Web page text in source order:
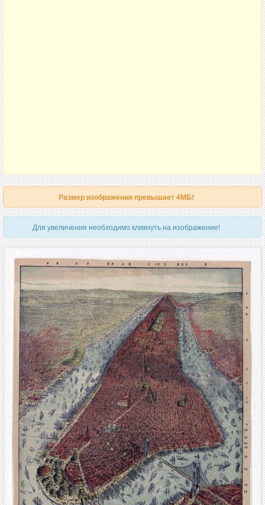
Размер изображения превышает 4МБ!
Для увеличения необходимо кликнуть на изображение!